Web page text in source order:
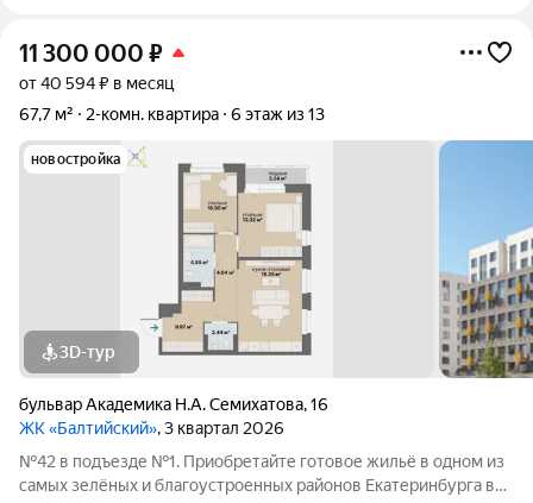
11 300 000 ₽
от 40 594 ₽ в месяц
67,7 м²
2-комн. квартира 6 этаж из 13
новостройка
3D-тур
бульвар Академика Н.А. Семихатова,16
ЖК «Балтийский», 3 квартал 2026
№42 в подъезде №1. Приобретайте готовое жильё в одном из
самых зелёных и благоустроенных районов Екатеринбурга в